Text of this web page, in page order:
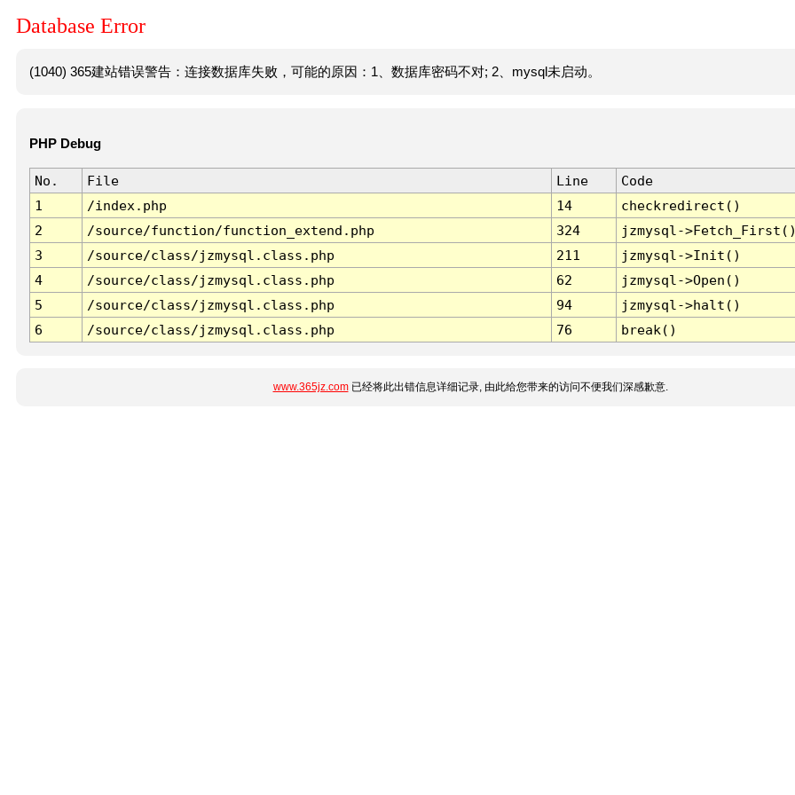
Database Error
(1040) 365建站错误警告：连接数据库失败，可能的原因：1、数据库密码不对; 2、mysql未启动。
PHP Debug
No. File Line
Code
1
/index.php 14
checkredirect()
2
/source/function/function_extend.php 324
jzmysql-
3
/source/class/jzmysql.class.php 211
jzmysql->Init()
4
/source/class/jzmysql.class.php 62
jzmysql->Open()
5
/source/class/jzmysql.class.php 94
jzmysql->halt()
6
/source/class/jzmysql.class.php 76 break()
www.365jz.com已经将此出错信息详细记录, 由此给您带来的访问不便我们深感歉意.